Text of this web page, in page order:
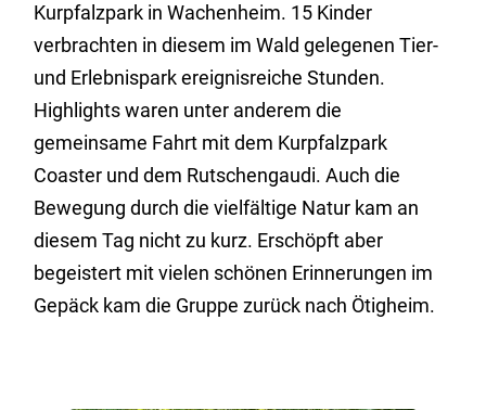
Kurpfalzpark in Wachenheim. 15 Kinder
verbrachten in diesem im Wald gelegenen Tier-
und Erlebnispark ereignisreiche Stunden.
Highlights waren unter anderem die
gemeinsame Fahrt mit dem Kurpfalzpark
Coaster und dem Rutschengaudi. Auch die
Bewegung durch die vielfältige Natur kam an
diesem Tag nicht zu kurz. Erschöpft aber
begeistert mit vielen schönen Erinnerungen im
Gepäck kam die Gruppe zurück nach Ötigheim.